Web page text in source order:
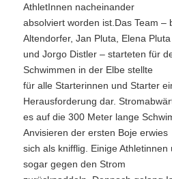
AthletInnen nacheinander
absolviert worden ist.Das Team –
Altendorfer, Jan Pluta, Elena Pluta
und Jorgo Distler – starteten für
Schwimmen in der Elbe stellte
für alle Starterinnen und Starter
Herausforderung dar.
es auf die 300 Meter lange
Anvisieren der ersten Boje erwies
sich als knifflig. Einige Athletinnen
sogar gegen den Strom